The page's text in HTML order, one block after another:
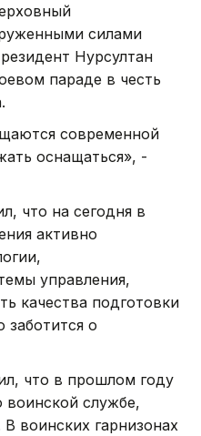
силами
Нурсултан
параде в честь
современной
оснащаться», -
что на сегодня в
активно
управления,
качества подготовки
заботится о
что в прошлом году
воинской службе,
воинских гарнизонах